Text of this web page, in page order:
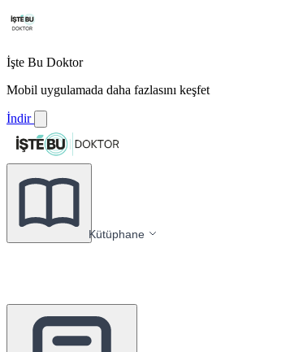
İşte Bu Doktor
Mobil uygulamada daha fazlasını keşfet
İndir
Kütüphane